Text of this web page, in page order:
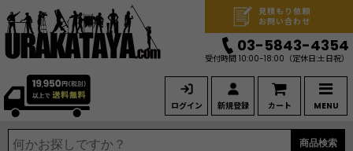
ログイン 新規登録 カート MENU
見積もり依頼
お問い合わせ
03-5843-4354
受付時間 10:00-18:00 （定休日:土日祝）
商品検索